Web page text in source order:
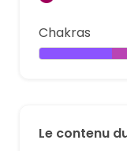
Chakras
Le contenu